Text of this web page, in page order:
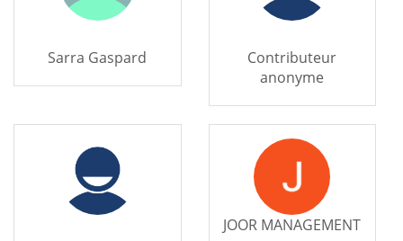
Sarra Gaspard
Contributeur
anonyme
JOOR MANAGEMENT